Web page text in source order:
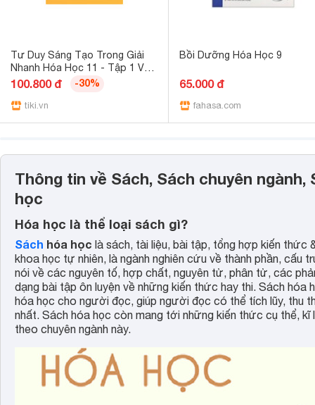
Tư Duy Sáng Tạo Trong Giải
Nhanh Hóa Học 11 - Tập 1 Vô
Cơ
100.800 đ -30%
tiki.vn
Bồi Dưỡng Hóa Học 9
65.000 đ
fahasa.com
Thông tin về Sách, Sách chuyên
học
Hóa học là thể loại sách gì?
Sách hóa học là sách, tài liệu, bài tập, tổng hợp kiến thức
khoa học tự nhiên, là ngành nghiên cứu về thành phần,
nói về các nguyên tố, hợp chất, nguyên tử, phân tử, các
dạng bài tập ôn luyện về những kiến thức hay thi. Sách
hóa học cho người đọc, giúp người đọc có thể tích lũy, thu
nhất. Sách hóa học còn mang tới những kiến thức cụ thể,
theo chuyên ngành này.